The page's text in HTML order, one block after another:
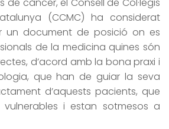
de càncer, el Consell de Col·legis
(CCMC) ha considerat
un document de posició on es
de la medicina quines són
d’acord amb la bona praxi i
que han de guiar la seva
d’aquests pacients, que
i estan sotmesos a